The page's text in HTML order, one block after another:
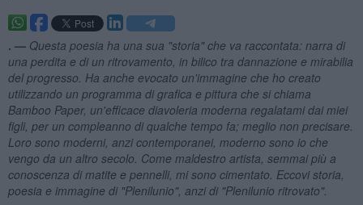
. — Questa poesia ha una sua "storia" che va raccontata: narra di
una perdita e di un ritrovamento, in bilico tra dannazione e mirabilia
del progresso. Ha anche evocato un'immagine che ho creato
utilizzando un programma di grafica e pittura che si chiama
Bamboo Paper, un'efficace diavoleria moderna regalatami dai miei
figli, per un compleanno di qualche tempo fa; meglio non precisare.
Loro sono moderni, anzi contemporanei, moderno sono io che
vengo da un altro secolo. Come maldestro artista, semmai più a
conoscenza di matite e pennelli, mi sono cimentato. Eccovi storia,
poesia e immagine di "Plenilunio", anzi di "Plenilunio ritrovato".